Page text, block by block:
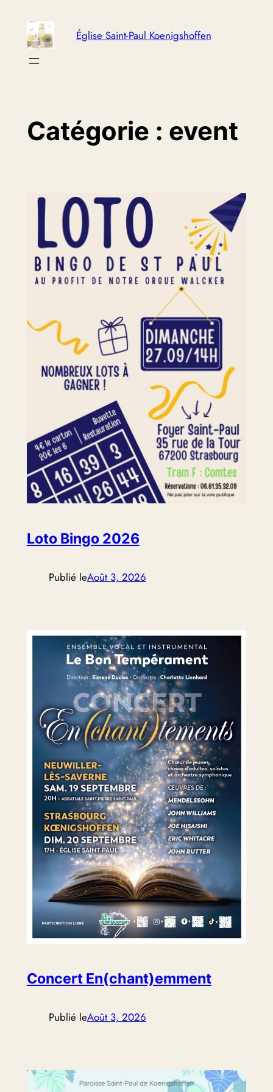
contenu
Église Saint-Paul Koenigshoffen
Catégorie : event
Loto Bingo 2026
Publié leAoût 3, 2026
Concert En(chant)emment
Publié leAoût 3, 2026